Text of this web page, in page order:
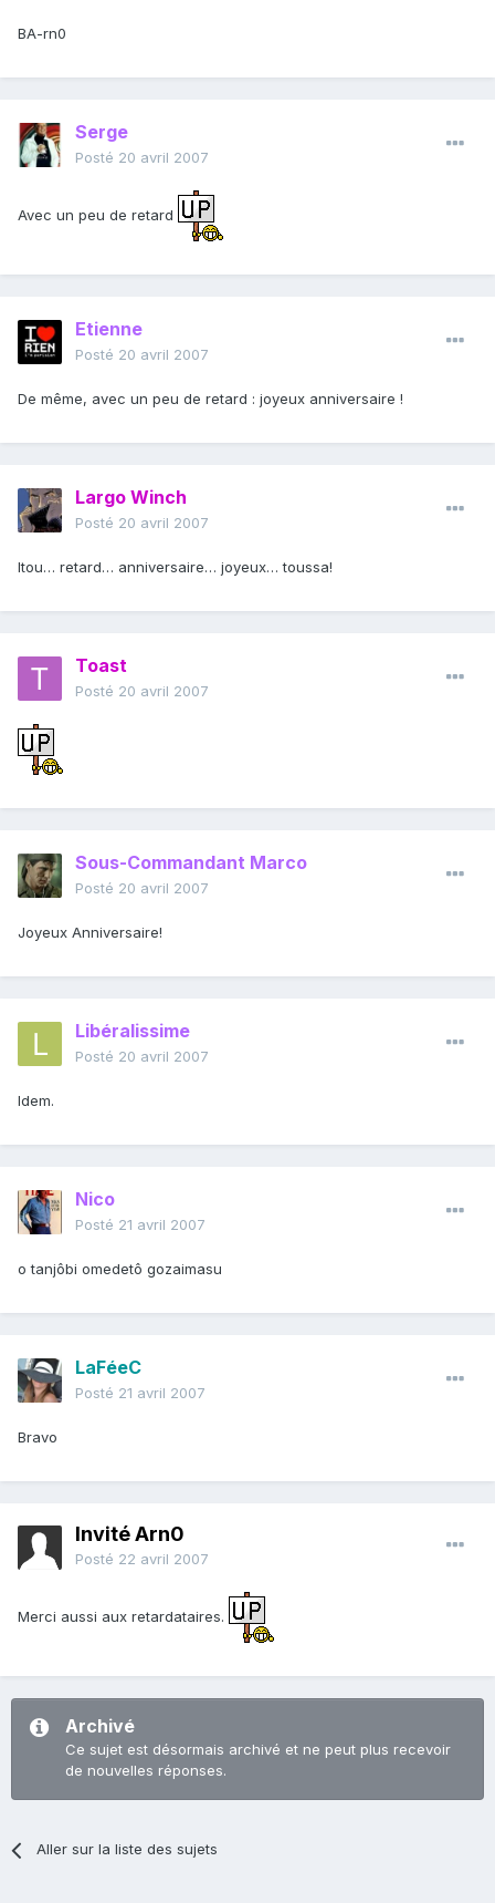
BA-rn0
Serge
Posté 20 avril 2007
Avec un peu de retard
Etienne
Posté 20 avril 2007
De même, avec un peu de retard : joyeux anniversaire !
Largo Winch
Posté 20 avril 2007
Itou… retard… anniversaire… joyeux… toussa!
Toast
Posté 20 avril 2007
Sous-Commandant Marco
Posté 20 avril 2007
Joyeux Anniversaire!
Libéralissime
Posté 20 avril 2007
Idem.
Nico
Posté 21 avril 2007
o tanjôbi omedetô gozaimasu
LaFéeC
Posté 21 avril 2007
Bravo
Invité Arn0
Posté 22 avril 2007
Merci aussi aux retardataires.
Archivé
Ce sujet est désormais archivé et ne peut plus recevoir
de nouvelles réponses.
Aller sur la liste des sujets